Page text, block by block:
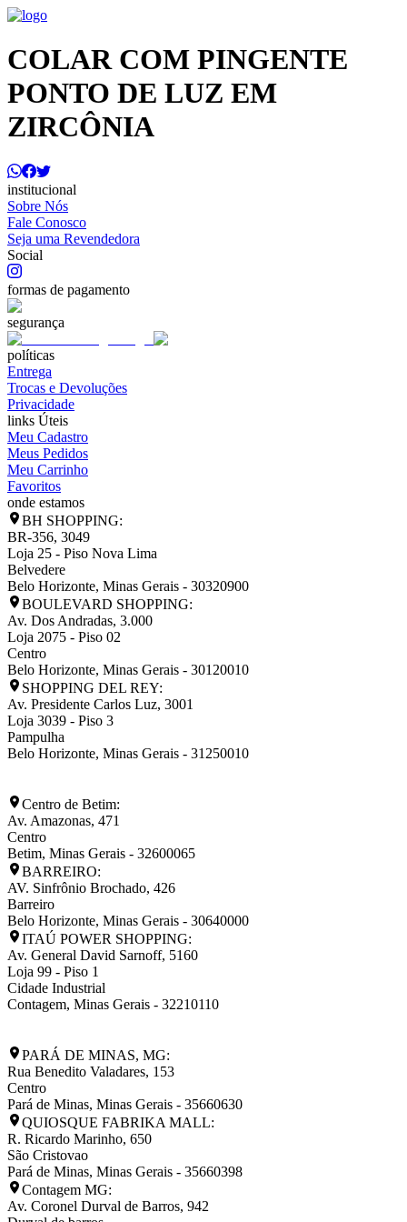
COLAR COM PINGENTE
PONTO DE LUZ EM
ZIRCÔNIA
institucional
Sobre Nós
Fale Conosco
Seja uma Revendedora
Social
formas de pagamento
segurança
políticas
Entrega
Trocas e Devoluções
Privacidade
links Úteis
Meu Cadastro
Meus Pedidos
Meu Carrinho
Favoritos
onde estamos
BH SHOPPING:
BR-356, 3049
Loja 25 - Piso Nova Lima
Belvedere
Belo Horizonte, Minas Gerais - 30320900
BOULEVARD SHOPPING:
Av. Dos Andradas, 3.000
Loja 2075 - Piso 02
Centro
Belo Horizonte, Minas Gerais - 30120010
SHOPPING DEL REY:
Av. Presidente Carlos Luz, 3001
Loja 3039 - Piso 3
Pampulha
Belo Horizonte, Minas Gerais - 31250010
Centro de Betim:
Av. Amazonas, 471
Centro
Betim, Minas Gerais - 32600065
BARREIRO:
AV. Sinfrônio Brochado, 426
Barreiro
Belo Horizonte, Minas Gerais - 30640000
ITAÚ POWER SHOPPING:
Av. General David Sarnoff, 5160
Loja 99 - Piso 1
Cidade Industrial
Contagem, Minas Gerais - 32210110
PARÁ DE MINAS, MG:
Rua Benedito Valadares, 153
Centro
Pará de Minas, Minas Gerais - 35660630
QUIOSQUE FABRIKA MALL:
R. Ricardo Marinho, 650
São Cristovao
Pará de Minas, Minas Gerais - 35660398
Contagem MG:
Av. Coronel Durval de Barros, 942